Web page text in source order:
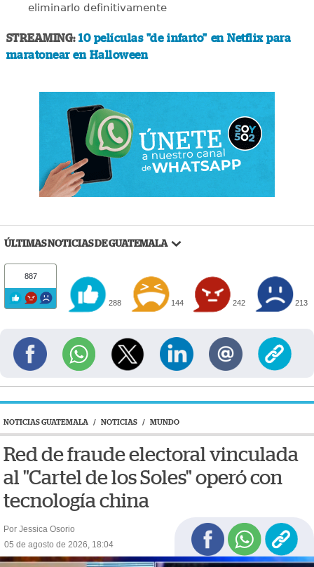
eliminarlo definitivamente
STREAMING:10 películas "de infarto" en Netflix para
maratonear en Halloween
ÚLTIMAS NOTICIAS DE GUATEMALA
887
288 144 242 213
NOTICIAS GUATEMALA / NOTICIAS / MUNDO
Red de fraude electoral vinculada
al "Cartel de los Soles" operó con
tecnología china
Por Jessica Osorio
05 de agosto de 2026, 18:04